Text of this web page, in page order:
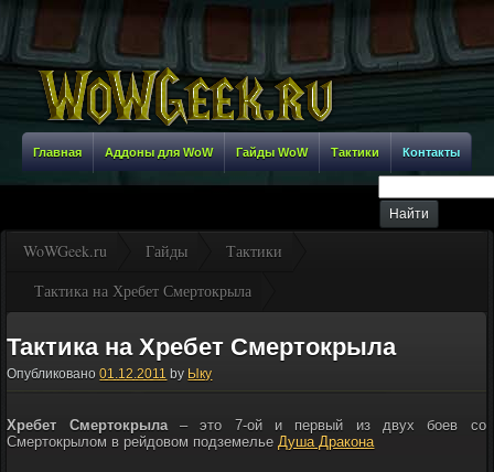
Главная Аддоны для WoW Гайды WoW Тактики Контакты
WoWGeek.ru Гайды
Тактики
Тактика на Хребет Смертокрыла
Тактика на Хребет Смертокрыла
Опубликовано 01.12.2011 by Ыку
Хребет Смертокрыла– это 7-ой и первый из двух боев со
Смертокрылом в рейдовом подземельеДуша Дракона